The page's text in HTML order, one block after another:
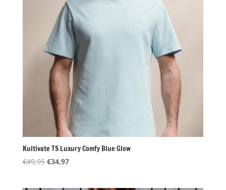
Kultivate TS Luxury Comfy Blue Glow
€49,95 Oorspronkelijke
€34,97Huidige